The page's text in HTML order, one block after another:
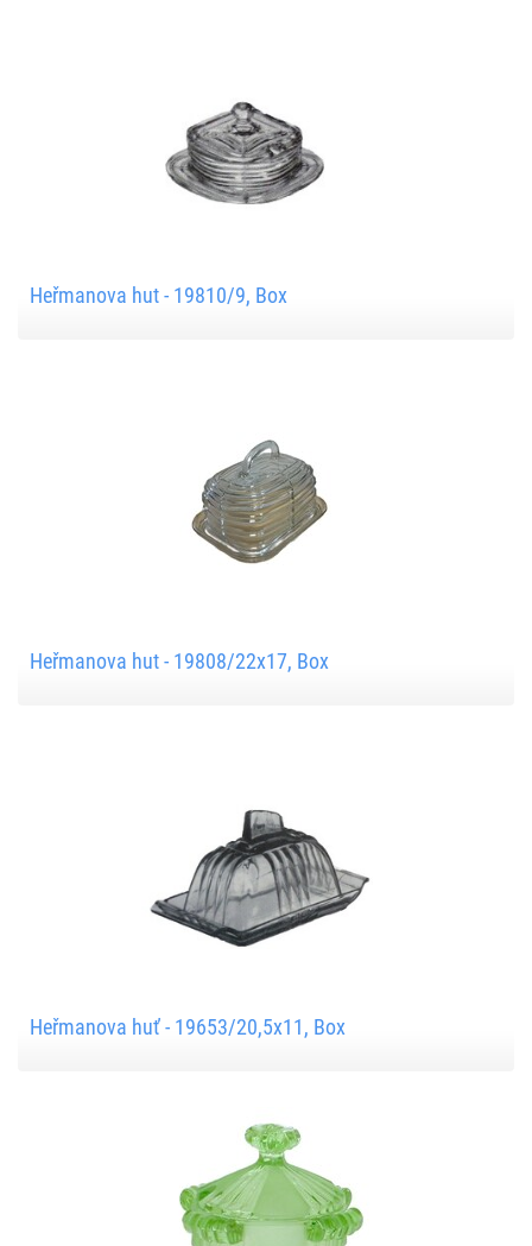
Heřmanova hut - 19810/9, Box
Heřmanova hut - 19808/22x17, Box
Heřmanova huť - 19653/20,5x11, Box